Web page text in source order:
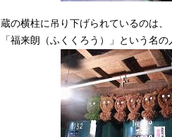
蔵の横柱に吊り下げられているのは、
「福来朗（ふくくろう）」という名